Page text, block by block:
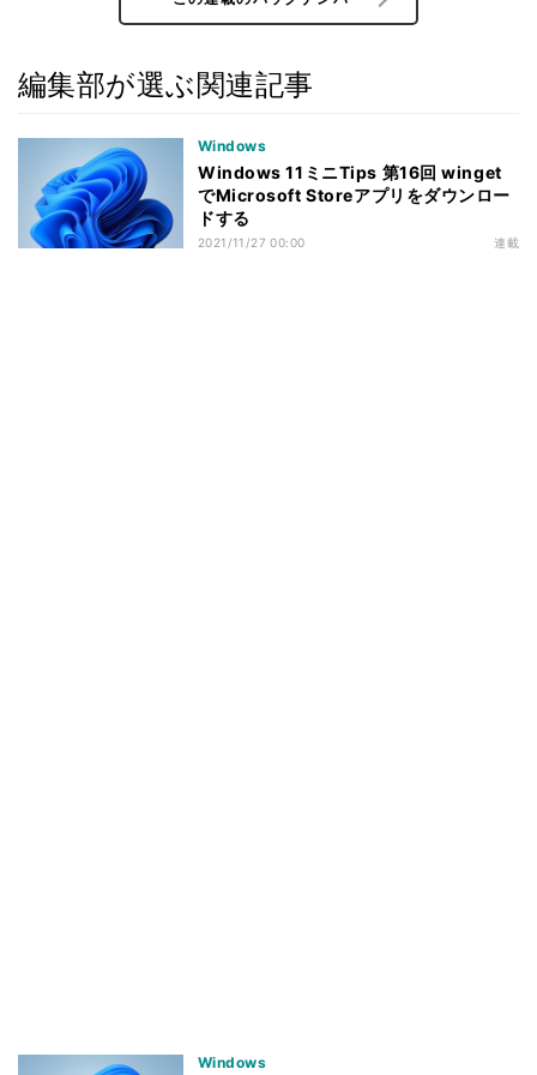
編集部が選ぶ関連記事
Windows
Windows 11ミニTips 第16回 winget
でMicrosoft Storeアプリをダウンロー
ドする
2021/11/27 00:00 連載
Windows